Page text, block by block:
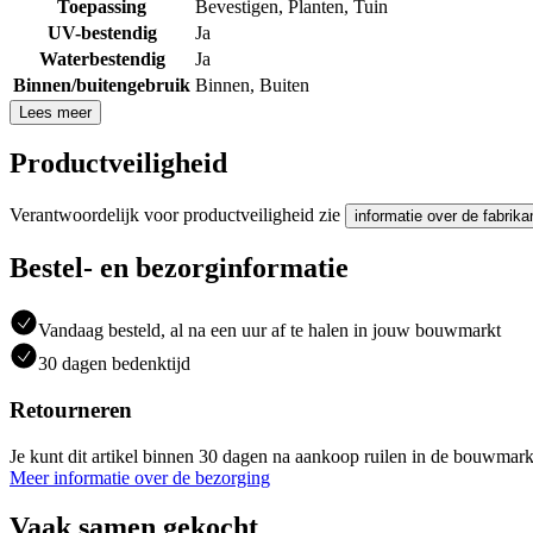
Toepassing
Bevestigen, Planten, Tuin
UV-bestendig
Ja
Waterbestendig
Ja
Binnen/buitengebruik Binnen, Buiten
Lees meer
Productveiligheid
Verantwoordelijk voor productveiligheid zie informatie over de
Bestel- en bezorginformatie
Vandaag besteld, al na een uur af te halen in jouw bouwmarkt
30 dagen bedenktijd
Retourneren
Je kunt dit artikel binnen 30 dagen na aankoop ruilen in de
Meer informatie over de bezorging